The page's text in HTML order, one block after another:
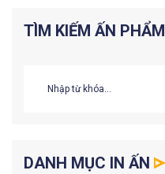
TÌM KIẾM ẤN PHẨM
DANH MỤC IN ẤN